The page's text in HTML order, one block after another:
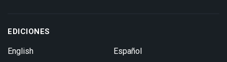
EDICIONES
English Español